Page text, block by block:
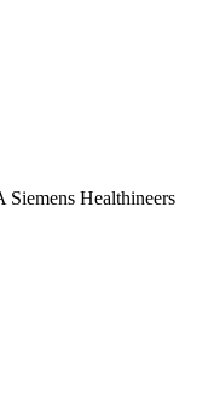
Healthineers